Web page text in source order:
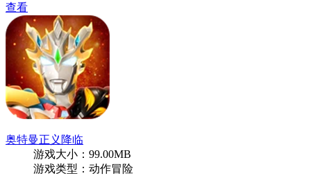
查看
奥特曼正义降临
游戏大小：99.00MB
游戏类型：动作冒险